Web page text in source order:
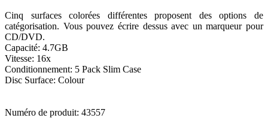
Cinq surfaces colorées différentes proposent des options de
catégorisation. Vous pouvez écrire dessus avec un marqueur pour
CD/DVD.
Capacité: 4.7GB
Vitesse: 16x
Conditionnement: 5 Pack Slim Case
Disc Surface: Colour
Numéro de produit: 43557